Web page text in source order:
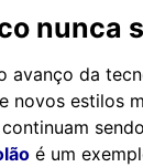
nunca
avanço da
novos estilos
é um